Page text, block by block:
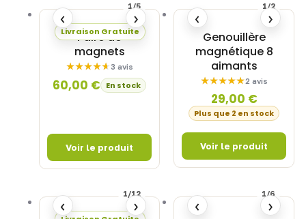
Paire de
magnets
3 avis
60,00 € En stock
Livraison Gratuite
‹ ›
1/5
Genouillère
magnétique 8
aimants
2 avis
29,00 €
Plus que 2 en stock
‹ ›
1/2
‹ ›
1/12
‹ ›
1/6